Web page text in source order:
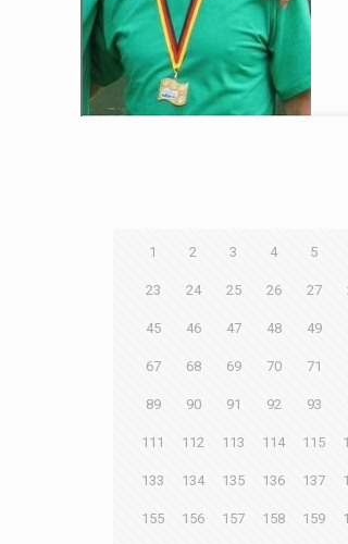
1 2 3 4 5
23 24 25 26 27
45 46 47 48 49
67 68 69 70 71
89 90 91 92 93
111 112 113 114 115
133 134 135 136 137
155 156 157 158 159